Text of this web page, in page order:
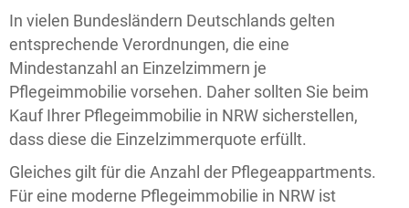
In vielen Bundesländern Deutschlands gelten
entsprechende Verordnungen, die eine
Mindestanzahl an Einzelzimmern je
Pflegeimmobilie vorsehen. Daher sollten Sie beim
Kauf Ihrer Pflegeimmobilie in NRW sicherstellen,
dass diese die Einzelzimmerquote erfüllt.
Gleiches gilt für die Anzahl der Pflegeappartments.
Für eine moderne Pflegeimmobilie in NRW ist